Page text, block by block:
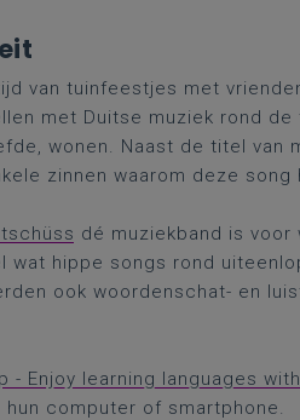
van tuinfeestjes met
met Duitse muziek rond de
wonen. Naast de titel
zinnen waarom deze song
dé muziekband is voor
hippe songs rond
ook woordenschat- en
- Enjoy learning languages
computer of smartphone.